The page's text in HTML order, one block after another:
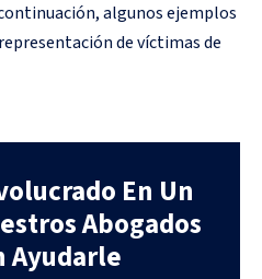
algunos ejemplos
de víctimas de
En Un
Abogados
Ayudarle